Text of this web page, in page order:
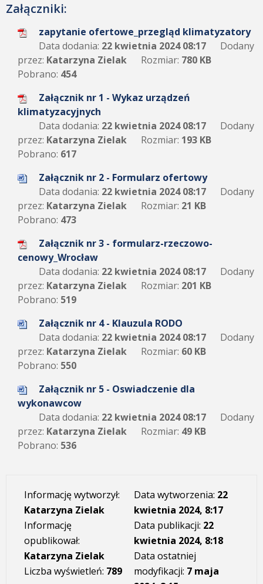
Załączniki:
zapytanie ofertowe_przegląd klimatyzatory
Data dodania: 22 kwietnia 2024 08:17
Dodany
przez: Katarzyna Zielak Rozmiar: 780 KB
Pobrano: 454
Załącznik nr 1 - Wykaz urządzeń
klimatyzacyjnych
Data dodania: 22 kwietnia 2024 08:17
Dodany
przez: Katarzyna Zielak Rozmiar: 193 KB
Pobrano: 617
Załącznik nr 2 - Formularz ofertowy
Data dodania: 22 kwietnia 2024 08:17
Dodany
przez: Katarzyna Zielak Rozmiar: 21 KB
Pobrano: 473
Załącznik nr 3 - formularz-rzeczowo-
cenowy_Wrocław
Data dodania: 22 kwietnia 2024 08:17
Dodany
przez: Katarzyna Zielak Rozmiar: 201 KB
Pobrano: 519
Załącznik nr 4 - Klauzula RODO
Data dodania: 22 kwietnia 2024 08:17
Dodany
przez: Katarzyna Zielak Rozmiar: 60 KB
Pobrano: 550
Załącznik nr 5 - Oswiadczenie dla
wykonawcow
Data dodania: 22 kwietnia 2024 08:17
Dodany
przez: Katarzyna Zielak Rozmiar: 49 KB
Pobrano: 536
Informację wytworzył:
Katarzyna Zielak
Informację
opublikował:
Katarzyna Zielak
Liczba wyświetleń: 789
Data wytworzenia: 22
kwietnia 2024, 8:17
Data publikacji: 22
kwietnia 2024, 8:18
Data ostatniej
modyfikacji: 7 maja